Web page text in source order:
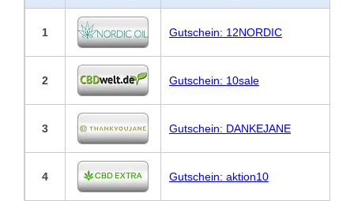
1 Gutschein: 12NORDIC
2 Gutschein: 10sale
3 Gutschein: DANKEJANE
4 Gutschein: aktion10